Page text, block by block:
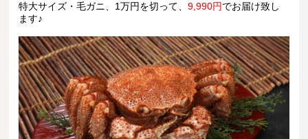
特大サイズ・毛ガニ、1万円を切って、9,990円でお届け致し
ます♪